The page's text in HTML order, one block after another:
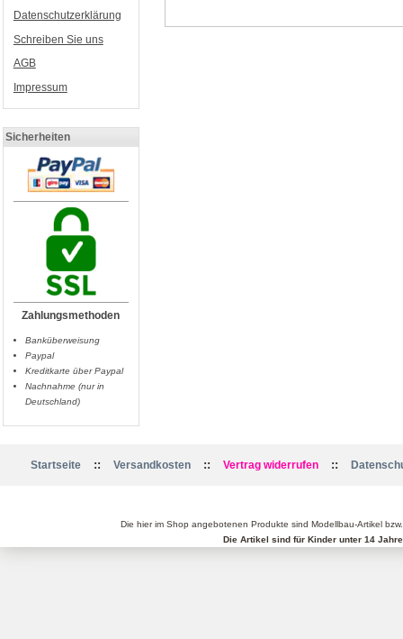
Datenschutzerklärung
Schreiben Sie uns
AGB
Impressum
Sicherheiten
Zahlungsmethoden
Banküberweisung
Paypal
Kreditkarte über Paypal
Nachnahme (nur in
Deutschland)
Startseite :: Versandkosten :: Vertrag widerrufen ::
Die hier im Shop angebotenen Produkte sind Modellbau-Artikel
Die Artikel sind für Kinder unter 14